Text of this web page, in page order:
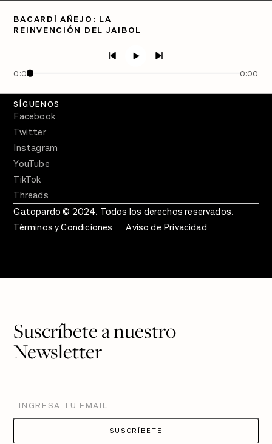
BACARDÍ AÑEJO: LA
REINVENCIÓN DEL JAIBOL
0:00 0:00
PÓDCASTS
Crecer en Distopía
SÍGUENOS
Facebook
Twitter
Instagram
YouTube
TikTok
Threads
Gatopardo © 2024. Todos los derechos reservados.
Términos y Condiciones
Aviso de Privacidad
Suscríbete a nuestro
Newsletter